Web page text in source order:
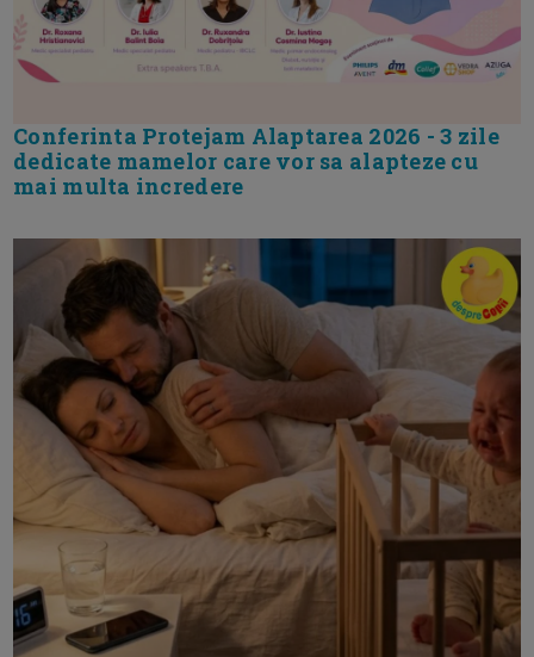
Conferinta Protejam Alaptarea 2026 - 3 zile
dedicate mamelor care vor sa alapteze cu
mai multa incredere